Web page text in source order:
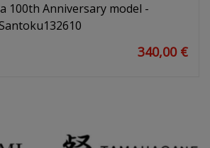
100th Anniversary model -
340,00 €